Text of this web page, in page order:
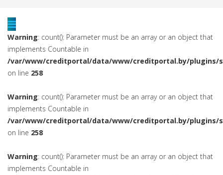
Warning: count(): Parameter must be an array or an object that
implements Countable in
/var/www/creditportal/data/www/creditportal.by/plugins/
on line 258
Warning: count(): Parameter must be an array or an object that
implements Countable in
/var/www/creditportal/data/www/creditportal.by/plugins/
on line 258
Warning: count(): Parameter must be an array or an object that
implements Countable in